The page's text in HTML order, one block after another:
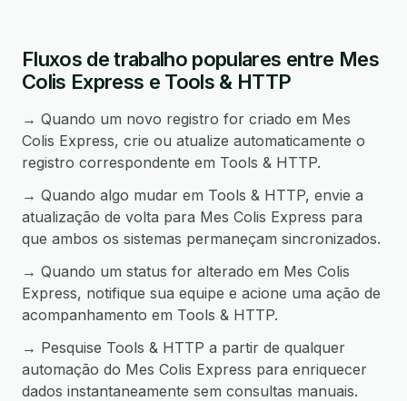
Fluxos de trabalho populares entre Mes
Colis Express e Tools & HTTP
→ Quando um novo registro for criado em Mes
Colis Express, crie ou atualize automaticamente o
registro correspondente em Tools & HTTP.
→ Quando algo mudar em Tools & HTTP, envie a
atualização de volta para Mes Colis Express para
que ambos os sistemas permaneçam sincronizados.
→ Quando um status for alterado em Mes Colis
Express, notifique sua equipe e acione uma ação de
acompanhamento em Tools & HTTP.
→ Pesquise Tools & HTTP a partir de qualquer
automação do Mes Colis Express para enriquecer
dados instantaneamente sem consultas manuais.